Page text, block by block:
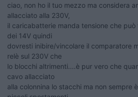
ciao, non ho il tuo mezzo ma considera
allacciato alla 230V,
il caricabatterie manda tensione che può
dei 14V quindi
dovresti inibire/vincolare il comparatore
relè sul 230V che
lo blocchi altrimenti....è pur vero che
cavo allacciato
alla colonnina lo stacchi ma non sempre